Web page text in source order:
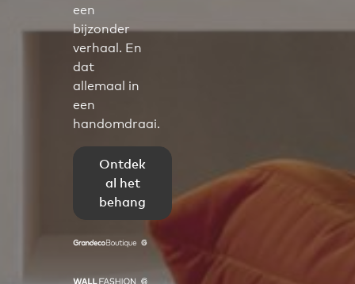
een
bijzonder
verhaal. En
dat
allemaal in
een
handomdraai.
Ontdek
al het
behang